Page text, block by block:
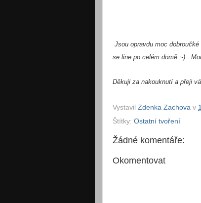
Jsou opravdu moc
se line po celém domě :-) .
Děkuji za nakouknutí a přeji
Vystavil Zdenka Zachova v
Štítky: Ostatní tvoření
Žádné komentáře:
Okomentovat